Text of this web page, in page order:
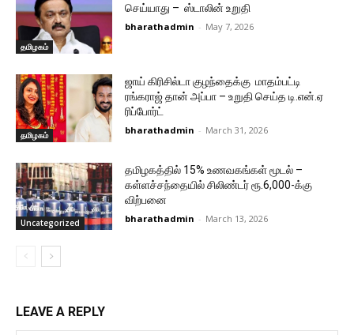
தமிழகம்
செய்யாது – ஸ்டாலின் உறுதி
bharathadmin - May 7, 2026
தமிழகம்
ஜாய் கிரிசில்டா குழந்தைக்கு மாதம்பட்டி
ரங்கராஜ் தான் அப்பா – உறுதி செய்த டி.என்.ஏ
ரிப்போர்ட்
bharathadmin - March 31, 2026
Uncategorized
தமிழகத்தில் 15% உணவகங்கள் மூடல் –
கள்ளச்சந்தையில் சிலிண்டர் ரூ.6,000-க்கு
விற்பனை
bharathadmin - March 13, 2026
LEAVE A REPLY